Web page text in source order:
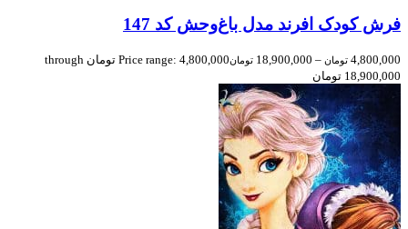
فرش کودک افرند مدل باغ‌وحش کد 147
4,800,000 تومان –
18,900,000 تومان
Price range: 4,800,000 تومان through
18,900,000 تومان